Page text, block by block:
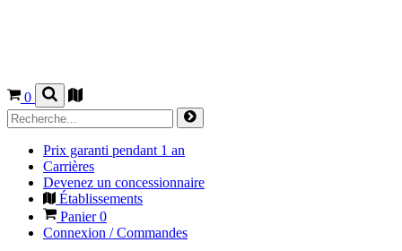
0
Prix garanti pendant 1 an
Carrières
Devenez un concessionnaire
Établissements
Panier0
Connexion / Commandes